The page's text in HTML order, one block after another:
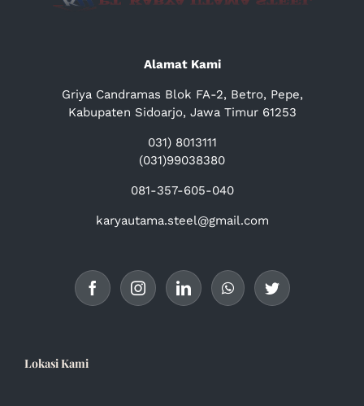
Alamat Kami
Griya Candramas Blok FA-2, Betro, Pepe,
Kabupaten Sidoarjo, Jawa Timur 61253
031) 8013111
(031)99038380
081-357-605-040
karyautama.steel@gmail.com
Lokasi Kami